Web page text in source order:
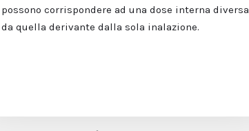
possono corrispondere ad una dose interna diversa
da quella derivante dalla sola inalazione.